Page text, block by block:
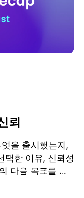
뢰
을 출시했는지,
택한 이유, 신뢰성
다음 목표를 돌